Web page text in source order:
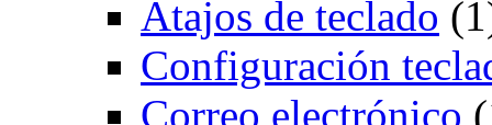
Atajos de teclado
Configuración
Correo electrónico